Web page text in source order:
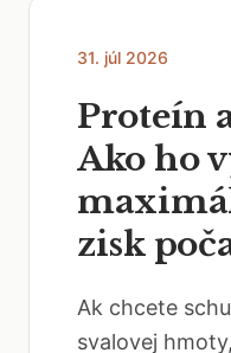
31. júl 2026
Proteín
Ako ho
zisk
Ak chcete
svalovej